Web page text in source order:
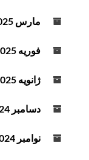
مارس 2025
فوریه 2025
ژانویه 2025
دسامبر 2024
نوامبر 2024